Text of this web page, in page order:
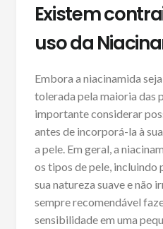
Existem
uso da
Embora a niacinamida
tolerada pela maioria das
importante considerar
antes de incorporá-la à
a pele. Em geral, a
os tipos de pele, incluindo
sua natureza suave e não
sempre recomendável
sensibilidade em uma